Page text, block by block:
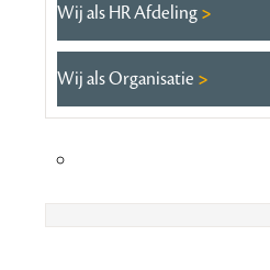
Wij als HR Afdeling
Wij als Organisatie